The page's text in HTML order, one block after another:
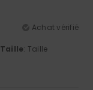
Achat vérifié
Taille: Taille